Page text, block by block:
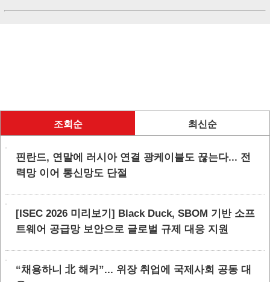
조회순 최신순
핀란드, 연말에 러시아 연결 광케이블도 끊는다... 전
력망 이어 통신망도 단절
[ISEC 2026 미리보기] Black Duck, SBOM 기반 소프
트웨어 공급망 보안으로 글로벌 규제 대응 지원
“채용하니 北 해커”... 위장 취업에 국제사회 공동 대